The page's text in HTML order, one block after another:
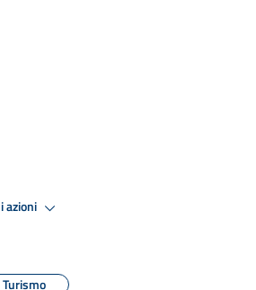
azioni
Turismo